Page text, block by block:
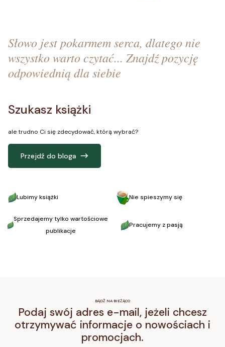
Słowo jest pokarmem serca, dlatego nie
wszystko warto czytać... Znajdź pozycję
odpowiednią dla siebie
Szukasz książki
ale trudno Ci się zdecydować, którą wybrać?
Przejdź do bloga
Lubimy książki Nie spieszymy się
Sprzedajemy tylko wartościowe
publikacje
Pracujemy z pasją
BĄDŹ NA BIEŻĄCO
Podaj swój adres e-mail, jeżeli chcesz
otrzymywać informacje o nowościach i
promocjach.